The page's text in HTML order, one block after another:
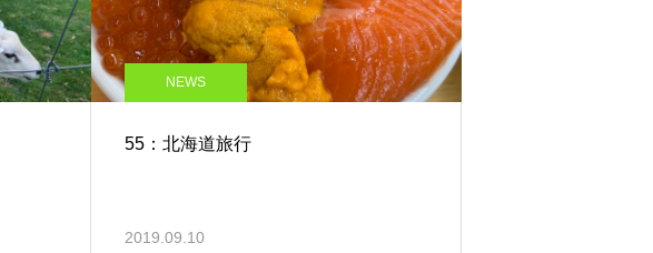
NEWS
55：北海道旅行
2019.09.10